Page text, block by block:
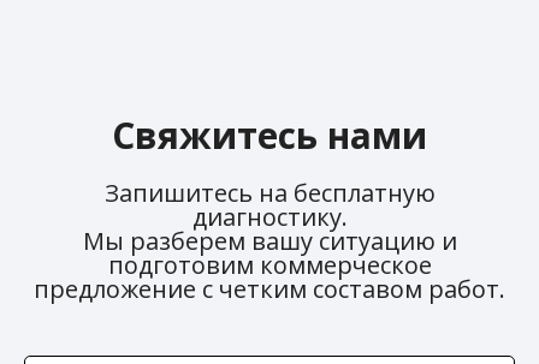
Свяжитесь нами
Запишитесь на бесплатную
диагностику.
Мы разберем вашу ситуацию и
подготовим коммерческое
предложение с четким составом работ.